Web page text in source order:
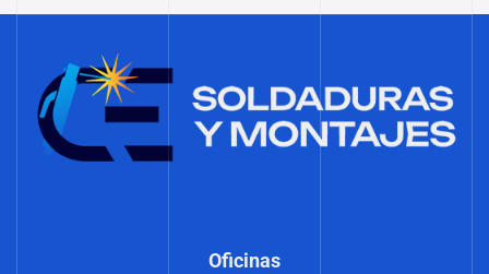
Oficinas